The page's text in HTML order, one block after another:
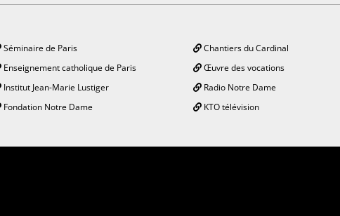
Séminaire de Paris
Enseignement catholique de Paris
Institut Jean-Marie Lustiger
Fondation Notre Dame
Chantiers du Cardinal
Œuvre des vocations
Radio Notre Dame
KTO télévision